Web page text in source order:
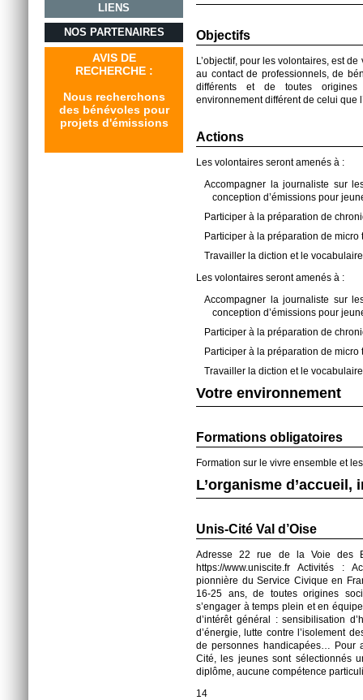
LIENS
NOS PARTENAIRES
AVIS DE
RECHERCHE :
Nous recherchons
des bénévoles pour
projets d'émissions
Objectifs
L’objectif, pour les volontaires, est
au contact de professionnels, de
différents et de toutes
environnement différent de celui que
Actions
Les volontaires seront amenés à :
Accompagner la journaliste sur
conception d’émissions pour
Participer à la préparation de
Participer à la préparation de
Travailler la diction et le
Les volontaires seront amenés à :
Accompagner la journaliste sur
conception d’émissions pour
Participer à la préparation de
Participer à la préparation de
Travailler la diction et le
Votre environnement
Formations obligatoires
Formation sur le vivre ensemble et
L’organisme
Unis-Cité Val d’Oise
Adresse 22 rue de la Voie des
https://www.uniscite.fr Activités :
pionnière du Service Civique en
16-25 ans, de toutes origines
s’engager à temps plein et en
d’intérêt général : sensibilisation
d’énergie, lutte contre l’isolement
de personnes handicapées… Pour
Cité, les jeunes sont sélectionnés
diplôme, aucune compétence
14